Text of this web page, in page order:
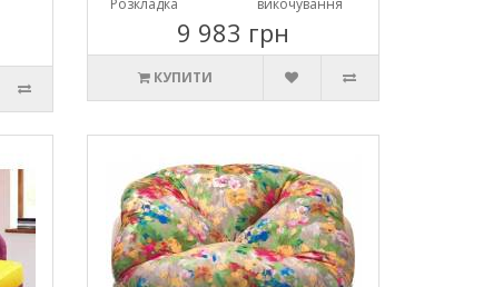
Розкладка
викочування
9 983 грн
КУПИТИ